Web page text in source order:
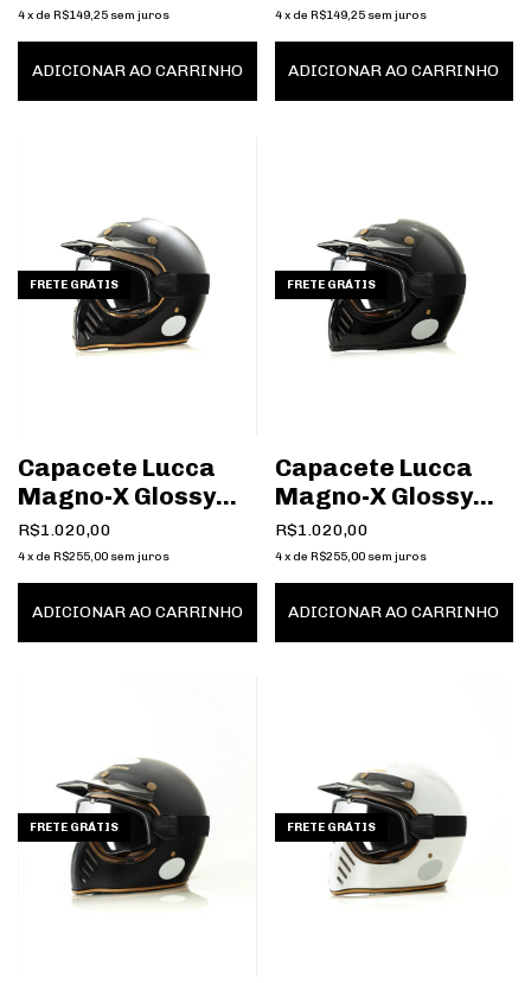
4x de R$149,25 sem juros
ADICIONAR AO CARRINHO
4 x de R$149,25 sem juros
ADICIONAR AO CARRINHO
FRETE GRÁTIS
Capacete Lucca
Magno-X Glossy
Black
R$1.020,00
4x de R$255,00 sem juros
ADICIONAR AO CARRINHO
FRETE GRÁTIS
Capacete Lucca
Magno-X Glossy
Blackout
R$1.020,00
4 x de R$255,00 sem juros
ADICIONAR AO CARRINHO
FRETE GRÁTIS FRETE GRÁTIS